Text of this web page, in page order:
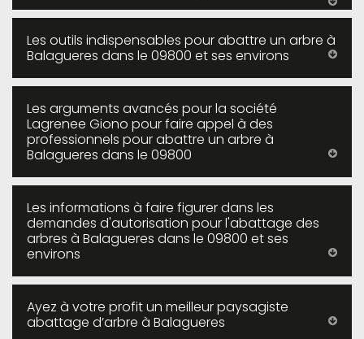
Les outils indispensables pour abattre un arbre à
Balagueres dans le 09800 et ses environs
Les arguments avancés pour la société
Lagrenee Giono pour faire appel à des
professionnels pour abattre un arbre à
Balagueres dans le 09800
Les informations à faire figurer dans les
demandes d'autorisation pour l'abattage des
arbres à Balagueres dans le 09800 et ses
environs
Ayez à votre profit un meilleur paysagiste
abattage d’arbre à Balagueres